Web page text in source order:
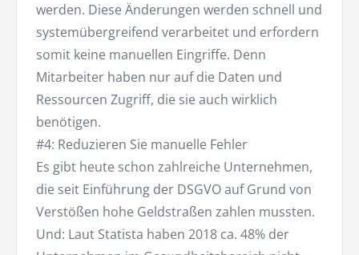
werden. Diese Änderungen werden schnell und
systemübergreifend verarbeitet und erfordern
somit keine manuellen Eingriffe. Denn
Mitarbeiter haben nur auf die Daten und
Ressourcen Zugriff, die sie auch wirklich
benötigen.
#4: Reduzieren Sie manuelle Fehler
Es gibt heute schon zahlreiche Unternehmen,
die seit Einführung der DSGVO auf Grund von
Verstößen hohe Geldstraßen zahlen mussten.
Und: Laut Statista haben 2018 ca. 48% der